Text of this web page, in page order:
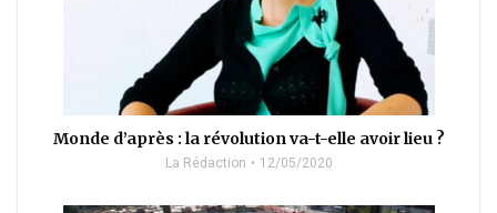
Monde d’après : la révolution va-t-elle avoir lieu ?
La Rédaction 12/05/2020